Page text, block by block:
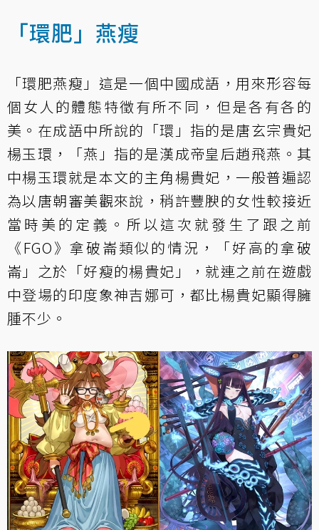
「環肥」燕瘦
「環肥燕瘦」這是一個中國成語，用來形容每
個女人的體態特徵有所不同，但是各有各的
美。在成語中所說的「環」指的是唐玄宗貴妃
楊玉環，「燕」指的是漢成帝皇后趙飛燕。其
中楊玉環就是本文的主角楊貴妃，一般普遍認
為以唐朝審美觀來說，稍許豐腴的女性較接近
當時美的定義。所以這次就發生了跟之前
《FGO》拿破崙類似的情況，「好高的拿破
崙」之於「好瘦的楊貴妃」，就連之前在遊戲
中登場的印度象神吉娜可，都比楊貴妃顯得臃
腫不少。